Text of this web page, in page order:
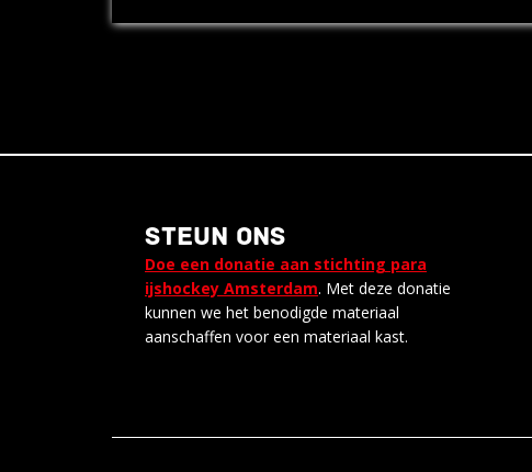
STEUN ONS
Doe een donatie aan stichting para
ijshockey Amsterdam. Met deze donatie
kunnen we het benodigde materiaal
aanschaffen voor een materiaal kast.